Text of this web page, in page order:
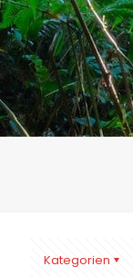
Kategorien